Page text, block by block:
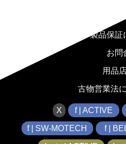
プライバ
製品保証
お問
用品
古物営業法
X f | ACTIVE
f | SW-MOTECH f |